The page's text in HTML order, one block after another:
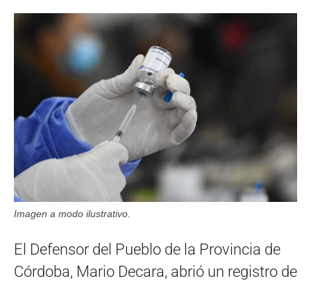
Imagen a modo ilustrativo.
El Defensor del Pueblo de la Provincia de
Córdoba, Mario Decara, abrió un registro de